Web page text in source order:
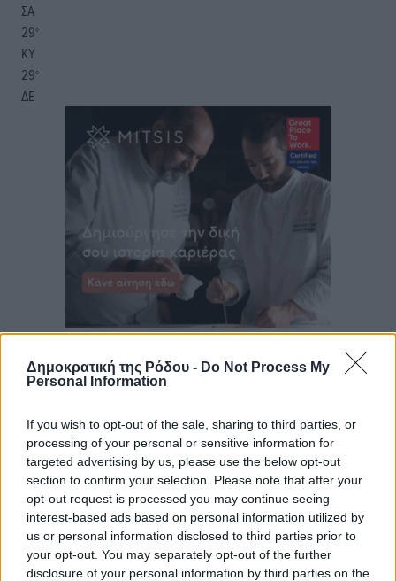
Δημοκρατική της Ρόδου - Do Not Process My
Personal Information
If you wish to opt-out of the sale, sharing to third parties, or
processing of your personal or sensitive information for
targeted advertising by us, please use the below opt-out
section to confirm your selection. Please note that after your
opt-out request is processed you may continue seeing
interest-based ads based on personal information utilized by
us or personal information disclosed to third parties prior to
your opt-out. You may separately opt-out of the further
disclosure of your personal information by third parties on the
ΣΑ
29°
ΚΥ
29°
ΔΕ